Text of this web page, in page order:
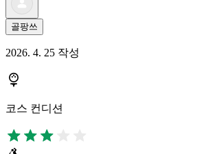
골팡쓰
2026. 4. 25 작성
코스 컨디션